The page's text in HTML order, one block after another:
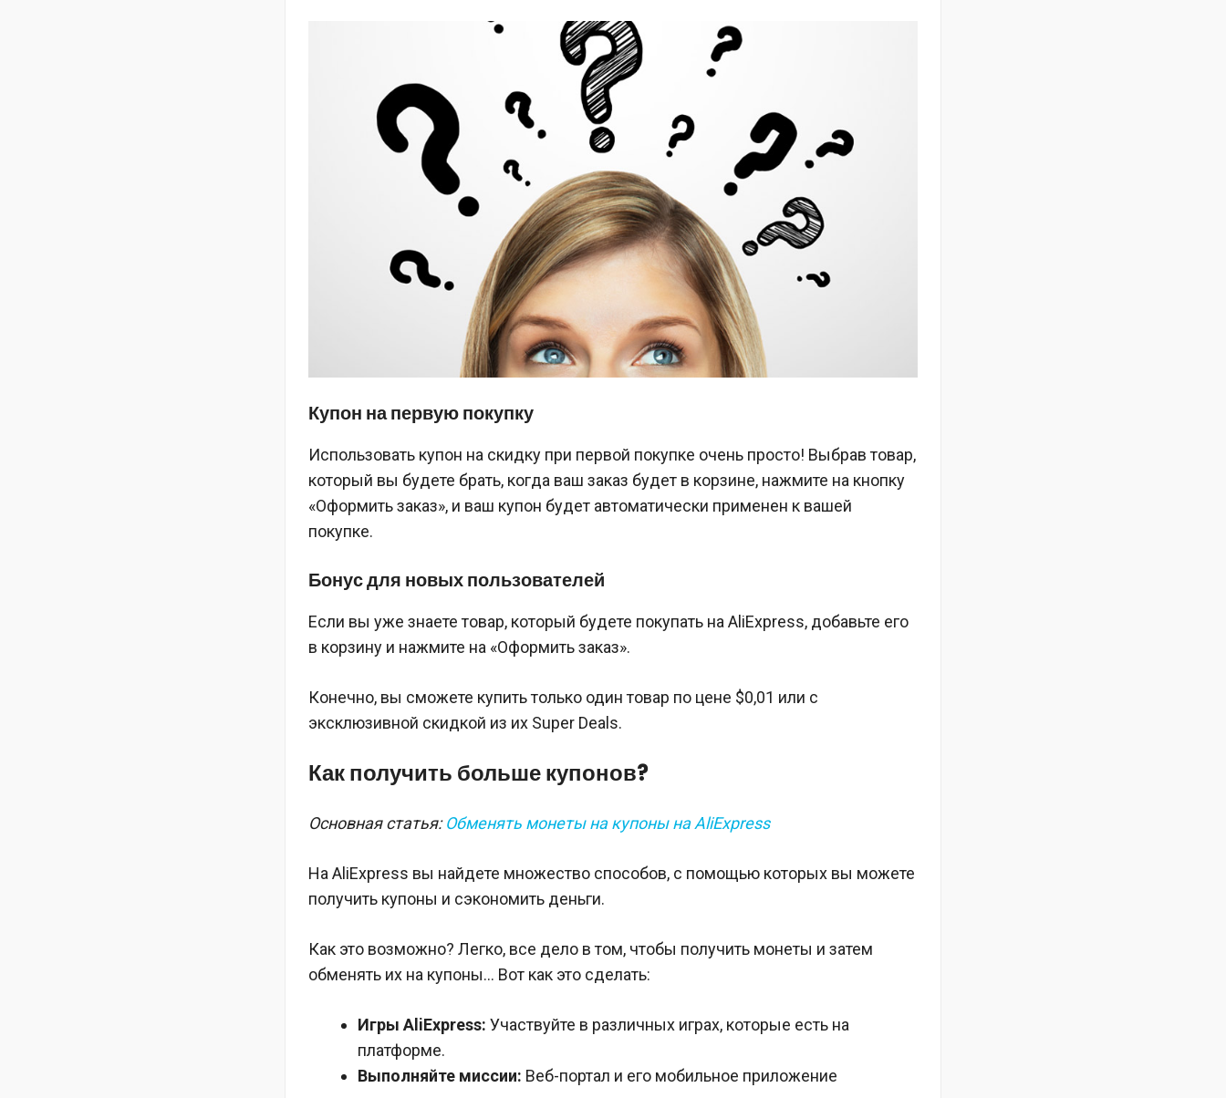
Купон на первую покупку
Использовать купон на скидку при первой покупке очень просто! Выбрав товар,
который вы будете брать, когда ваш заказ будет в корзине, нажмите на кнопку
«Оформить заказ», и ваш купон будет автоматически применен к вашей
покупке.
Бонус для новых пользователей
Если вы уже знаете товар, который будете покупать на AliExpress, добавьте его
в корзину и нажмите на «Оформить заказ».
Конечно, вы сможете купить только один товар по цене $0,01 или с
эксклюзивной скидкой из их Super Deals.
Как получить больше купонов?
Основная статья:Обменять монеты на купоны на AliExpress
На AliExpress вы найдете множество способов, с помощью которых вы можете
получить купоны и сэкономить деньги.
Как это возможно? Легко, все дело в том, чтобы получить монеты и затем
обменять их на купоны… Вот как это сделать:
Игры AliExpress: Участвуйте в различных играх, которые есть на
платформе.
Выполняйте миссии: Веб-портал и его мобильное приложение